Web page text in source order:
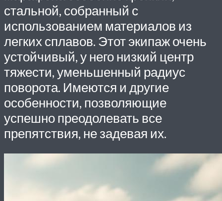
стальной, собранный с
использованием материалов из
легких сплавов. Этот экипаж очень
устойчивый, у него низкий центр
тяжести, уменьшенный радиус
поворота. Имеются и другие
особенности, позволяющие
успешно преодолевать все
препятствия, не задевая их.